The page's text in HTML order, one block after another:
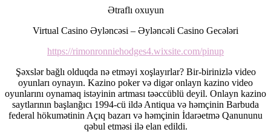
Ətraflı oxuyun
Virtual Casino Əyləncəsi – Əyləncəli Casino Gecələri
https://rimonronniehodges4.wixsite.com/pinup
Şəxslər bağlı olduqda nə etməyi xoşlayırlar? Bir-birinizlə video
oyunları oynayın. Kazino poker və digər onlayn kazino video
oyunlarını oynamaq istəyinin artması təəccüblü deyil. Onlayn kazino
saytlarının başlanğıcı 1994-cü ildə Antiqua və həmçinin Barbuda
federal hökumətinin Açıq bazarı və həmçinin İdarəetmə Qanununu
qəbul etməsi ilə elan edildi.